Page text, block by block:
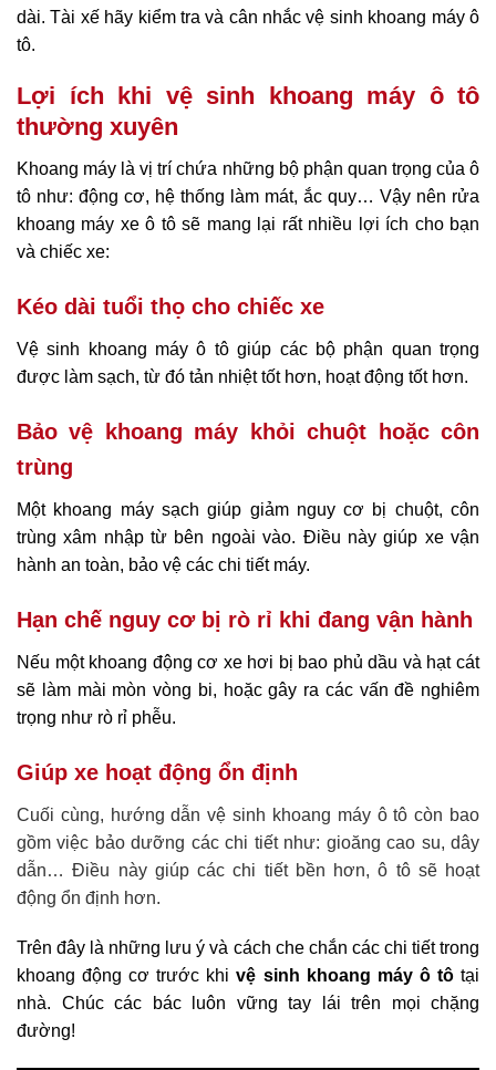
dài. Tài xế hãy kiểm tra và cân nhắc vệ sinh khoang máy ô
tô.
Lợi ích khi vệ sinh khoang máy ô tô
thường xuyên
Khoang máy là vị trí chứa những bộ phận quan trọng của ô
tô như: động cơ, hệ thống làm mát, ắc quy… Vậy nên rửa
khoang máy xe ô tô sẽ mang lại rất nhiều lợi ích cho bạn
và chiếc xe:
Kéo dài tuổi thọ cho chiếc xe
Vệ sinh khoang máy ô tô giúp các bộ phận quan trọng
được làm sạch, từ đó tản nhiệt tốt hơn, hoạt động tốt hơn.
Bảo vệ khoang máy khỏi chuột hoặc côn
trùng
Một khoang máy sạch giúp giảm nguy cơ bị chuột, côn
trùng xâm nhập từ bên ngoài vào. Điều này giúp xe vận
hành an toàn, bảo vệ các chi tiết máy.
Hạn chế nguy cơ bị rò rỉ khi đang vận hành
Nếu một khoang động cơ xe hơi bị bao phủ dầu và hạt cát
sẽ làm mài mòn vòng bi, hoặc gây ra các vấn đề nghiêm
trọng như rò rỉ phễu.
Giúp xe hoạt động ổn định
Cuối cùng, hướng dẫnvệ sinh khoang máy ô tô còn bao
gồm việc bảo dưỡng các chi tiết như: gioăng cao su, dây
dẫn… Điều này giúp các chi tiết bền hơn, ô tô sẽ hoạt
động ổn định hơn.
Trên đây là những lưu ý và cách che chắn các chi tiết trong
khoang động cơ trước khivệ sinh khoang máy ô tôtại
nhà. Chúc các bác luôn vững tay lái trên mọi chặng
đường!